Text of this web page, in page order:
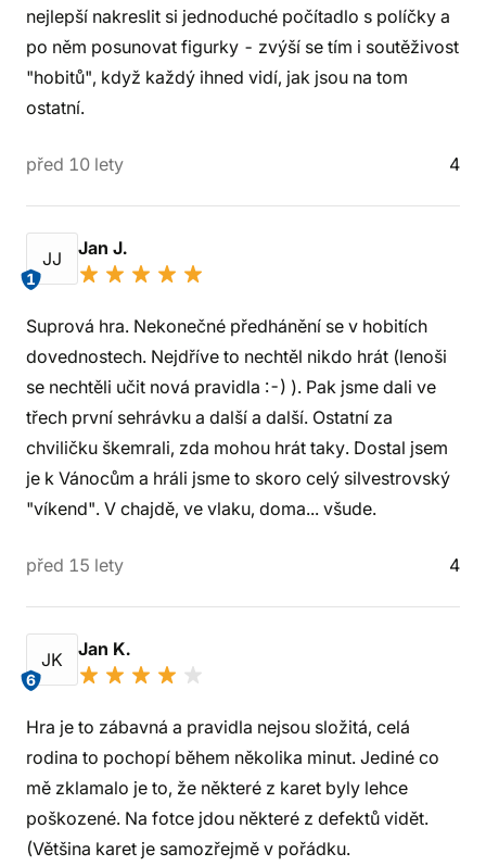
nejlepší nakreslit si jednoduché počítadlo s políčky a
po něm posunovat figurky - zvýší se tím i soutěživost
"hobitů", když každý ihned vidí, jak jsou na tom
ostatní.
před 10 lety 4
JJ
1
Jan J.
Suprová hra. Nekonečné předhánění se v hobitích
dovednostech. Nejdříve to nechtěl nikdo hrát (lenoši
se nechtěli učit nová pravidla :-) ). Pak jsme dali ve
třech první sehrávku a další a další. Ostatní za
chviličku škemrali, zda mohou hrát taky. Dostal jsem
je k Vánocům a hráli jsme to skoro celý silvestrovský
"víkend". V chajdě, ve vlaku, doma... všude.
před 15 lety 4
JK
6
Jan K.
Hra je to zábavná a pravidla nejsou složitá, celá
rodina to pochopí během několika minut. Jediné co
mě zklamalo je to, že některé z karet byly lehce
poškozené. Na fotce jdou některé z defektů vidět.
(Většina karet je samozřejmě v pořádku.